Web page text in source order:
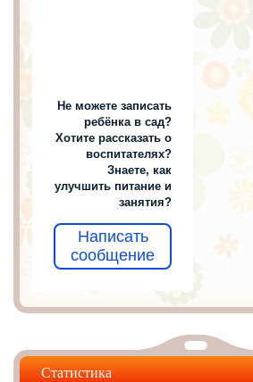
Не можете записать
ребёнка в сад?
Хотите рассказать о
воспитателях?
Знаете, как
улучшить питание и
занятия?
Написать
сообщение
Статистика